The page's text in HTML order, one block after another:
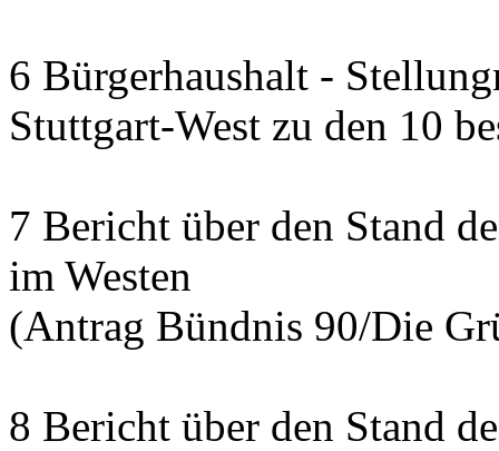
6 Bürgerhaushalt -
Stuttgart-West zu den 10
7 Bericht über den Stand
im Westen
(Antrag Bündnis 90/Die
8 Bericht über den Stand